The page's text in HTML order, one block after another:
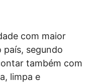
com maior
país, segundo
também com
limpa e